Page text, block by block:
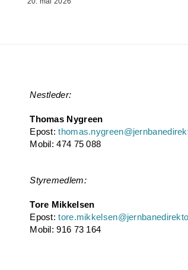
Nestleder:
Thomas Nygreen
Epost:
Mobil: 474 75 088
Styremedlem:
Tore Mikkelsen
Epost:
Mobil: 916 73 164